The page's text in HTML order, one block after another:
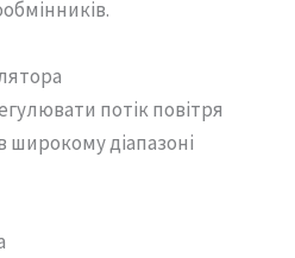
потік повітря
широкому діапазоні